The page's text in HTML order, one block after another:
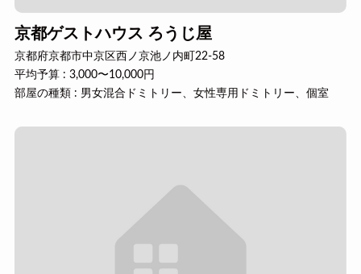
京都ゲストハウス ろうじ屋
京都府京都市中京区西ノ京池ノ内町22-58
平均予算 : 3,000〜10,000円
部屋の種類 : 男女混合ドミトリー、女性専用ドミトリー、個室